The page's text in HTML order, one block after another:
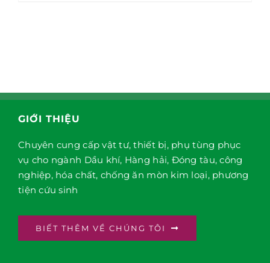
GIỚI THIỆU
Chuyên cung cấp vật tư, thiết bị, phụ tùng phục
vụ cho ngành Dầu khí, Hàng hải, Đóng tàu, công
nghiệp, hóa chất, chống ăn mòn kim loại, phương
tiện cứu sinh
BIẾT THÊM VỀ CHÚNG TÔI